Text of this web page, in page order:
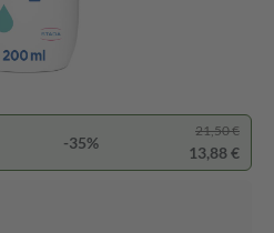
-35%
21,50 €
13,88 €